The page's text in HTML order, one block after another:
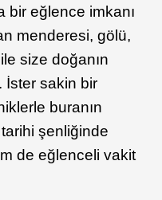
bir eğlence imkanı
menderesi, gölü,
size doğanın
İster sakin bir
buranın
tarihi şenliğinde
de eğlenceli vakit